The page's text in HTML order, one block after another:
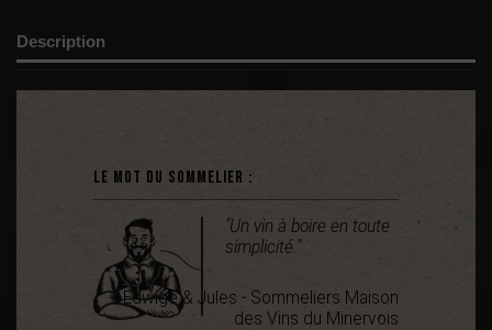
Description
Le mot du sommelier :
"Un vin à boire en toute
simplicité."
Edwige & Jules - Sommeliers Maison
des Vins du Minervois